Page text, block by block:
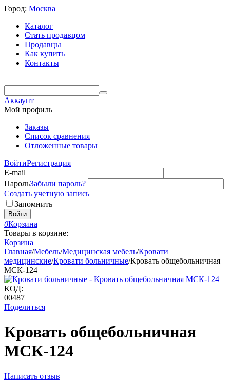
Город: Москва
Каталог
Стать продавцом
Продавцы
Как купить
Контакты
Аккаунт
Мой профиль
Заказы
Список сравнения
Отложенные товары
ВойтиРегистрация
E-mail
ПарольЗабыли пароль?
Создать учетную запись
Запомнить
Войти
0Корзина
Товары в корзине:
Корзина
Главная/Мебель/Медицинская мебель/Кровати
медицинские/Кровати больничные/Кровать общебольничная
МСК-124
КОД:
00487
Поделиться
Кровать общебольничная
МСК-124
Написать отзыв